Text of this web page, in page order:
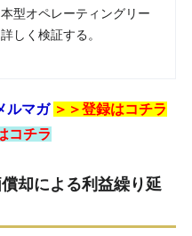
型オペレーティングリー
しく検証する。
ルマガ ＞＞登録はコチラ
コチラ
却による利益繰り延